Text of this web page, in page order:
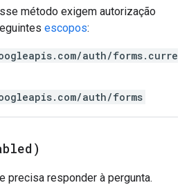
método exigem autorização
escopos:
auth/forms.curre
auth/forms
precisa responder à pergunta.